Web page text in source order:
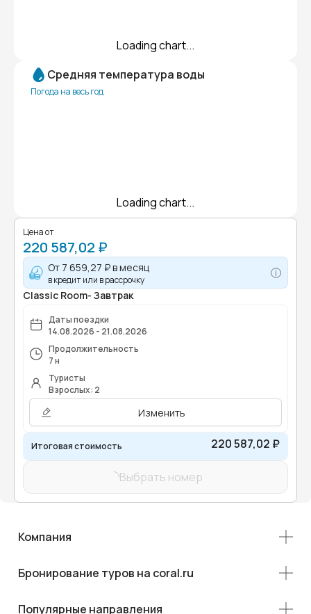
Loading chart...
Средняя температура воды
Погода на весь год
Loading chart...
Цена от
220 587,02 ₽
От 7 659,27 ₽в месяц
в кредит или в рассрочку
Classic Room- Завтрак
Даты поездки
14.08.2026 - 21.08.2026
Продолжительность
7 н
Туристы
Взрослых: 2
Изменить
Итоговая стоимость 220 587,02 ₽
Выбрать номер
Компания
Бронирование туров на coral.ru
Популярные направления